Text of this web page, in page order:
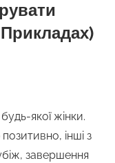
Прикладах)
якої жінки.
інші з
завершення